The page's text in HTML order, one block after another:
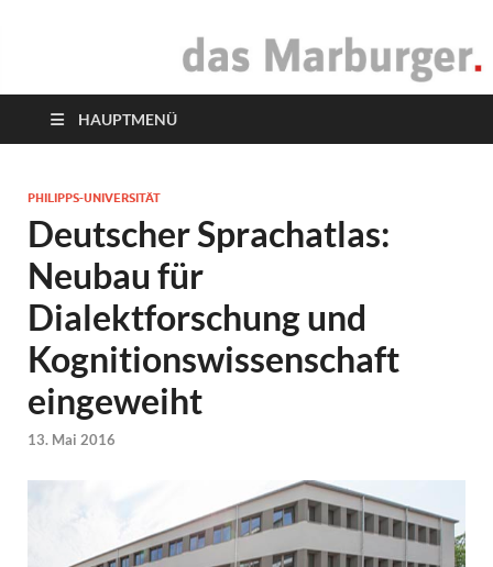
das Marburger.
HAUPTMENÜ
PHILIPPS-UNIVERSITÄT
Deutscher Sprachatlas:
Neubau für
Dialektforschung und
Kognitionswissenschaft
eingeweiht
13. Mai 2016